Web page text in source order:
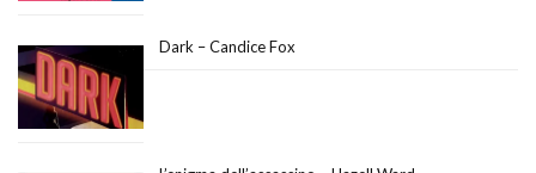
Dark – Candice Fox